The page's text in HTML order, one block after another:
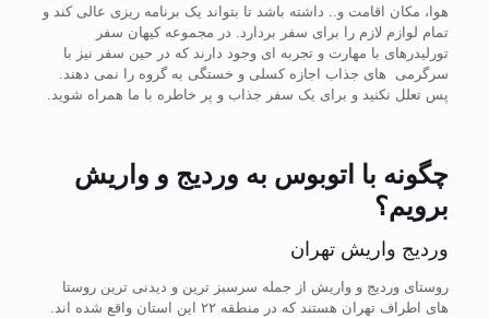
هوا، مکان اقامت و.. داشته باشد تا بتواند یک برنامه ریزی عالی کند و
تمام لوازم لازم را برای سفر بردارد. در مجموعه کیهان سفر
تورلیدرهای با مهارت و تجربه ای وجود دارند که در حین سفر نیز با
سرگرمی های جذاب اجازه کسلی و خستگی به گروه را نمی دهند.
پس تعلل نکنید و برای یک سفر جذاب و پر خاطره با ما همراه شوید.
چگونه با اتوبوس به وردیج و واریش
برویم؟
وردیج واریش تهران
روستای وردیج و واریش از جمله سرسبز ترین و دیدنی ترین روستا
های اطراف تهران هستند که در منطقه ۲۲ این استان واقع شده اند.